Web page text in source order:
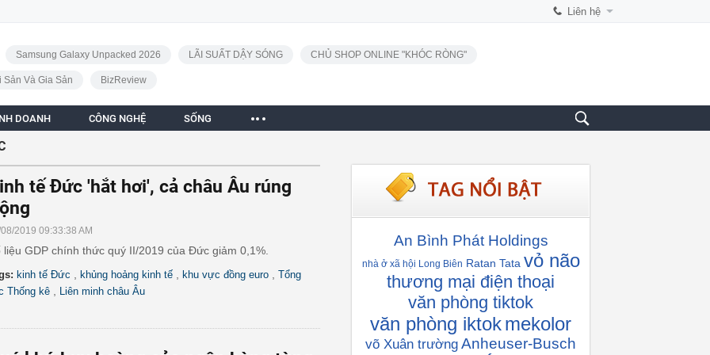
Liên hệ
Samsung Galaxy Unpacked 2026 LÃI SUẤT DẬY SÓNG CHỦ SHOP ONLINE "KHÓC RÒNG"
Sản Và Gia Sản BizReview
DOANH CÔNG NGHỆ SỐNG
tế Đức 'hắt hơi', cả châu Âu rúng
2019 09:33:38 AM
liệu GDP chính thức quý II/2019 của Đức giảm 0,1%.
kinh tế Đức khủng hoảng kinh tế khu vực đồng euro
Tổng
Thống kê
Liên minh châu Âu
An Bình Phát Holdings
nhà ở xã hội Long Biên Ratan Tata vỏ não
thương mại điện thoại
văn phòng tiktok
văn phòng iktokmekolor
võ Xuân trường Anheuser-Busch